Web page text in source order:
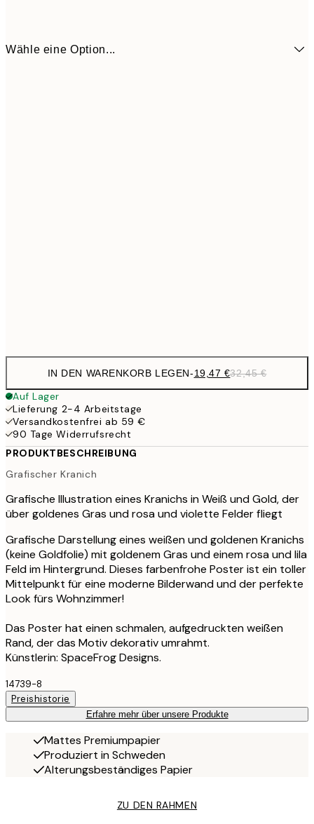
Wähle eine Option...
IN DEN WARENKORB LEGEN-19,47 €32,45 €
Auf Lager
Lieferung 2-4 Arbeitstage
Versandkostenfrei ab 59 €
90 Tage Widerrufsrecht
PRODUKTBESCHREIBUNG
Grafischer Kranich
Grafische Illustration eines Kranichs in Weiß und Gold, der
über goldenes Gras und rosa und violette Felder fliegt
Grafische Darstellung eines weißen und goldenen Kranichs
(keine Goldfolie) mit goldenem Gras und einem rosa und lila
Feld im Hintergrund. Dieses farbenfrohe Poster ist ein toller
Mittelpunkt für eine moderne Bilderwand und der perfekte
Look fürs Wohnzimmer!
Das Poster hat einen schmalen, aufgedruckten weißen
Rand, der das Motiv dekorativ umrahmt.
Künstlerin: SpaceFrog Designs.
14739-8
Preishistorie
Erfahre mehr über unsere Produkte
Mattes Premiumpapier
Produziert in Schweden
Alterungsbeständiges Papier
ZU DEN RAHMEN